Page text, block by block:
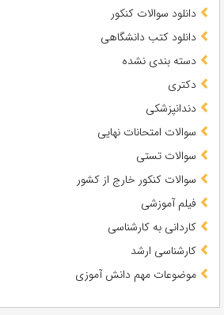
دانلود سوالات کنکور
دانلود کتب دانشگاهی
دسته بندی نشده
دکتری
دندانپزشکی
سوالات امتحانات نهایی
سوالات تستی
سوالات کنکور خارج از کشور
فیلم آموزشی
کاردانی به کارشناسی
کارشناسی ارشد
موضوعات مهم دانش آموزی